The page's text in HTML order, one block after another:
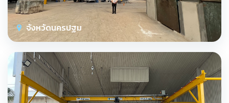
จังหวัดนครปฐม